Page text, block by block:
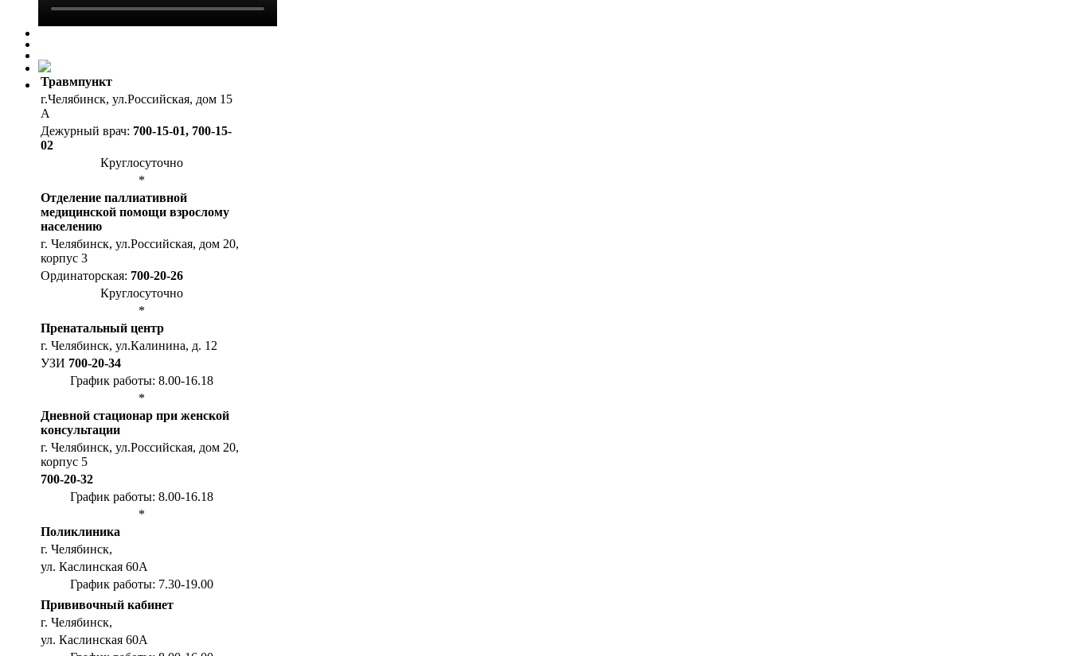
Травмпункт
г.Челябинск, ул.Российская, дом 15
А
Дежурный врач: 700-15-01, 700-15-
02
Круглосуточно
*
Отделение паллиативной
медицинской помощи взрослому
населению
г. Челябинск, ул.Российская, дом 20,
корпус 3
Ординаторская: 700-20-26
Круглосуточно
*
Пренатальный центр
г. Челябинск, ул.Калинина, д. 12
УЗИ 700-20-34
График работы: 8.00-16.18
*
Дневной стационар при женской
консультации
г. Челябинск, ул.Российская, дом 20,
корпус 5
700-20-32
График работы: 8.00-16.18
*
Поликлиника
г. Челябинск,
ул. Каслинская 60А
График работы: 7.30-19.00
Прививочный кабинет
г. Челябинск,
ул. Каслинская 60А